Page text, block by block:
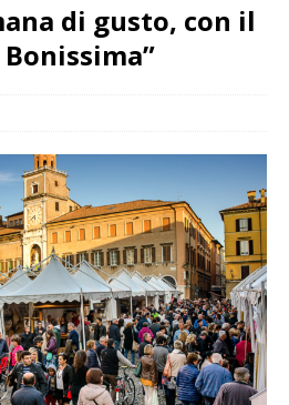
di gusto, con il